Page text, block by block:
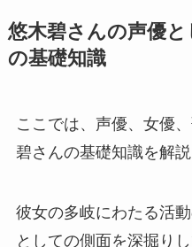
悠木碧さんの声優
の基礎知識
ここでは、声優、女優
碧さんの基礎知識を解説
彼女の多岐にわたる活
としての側面を深掘りし